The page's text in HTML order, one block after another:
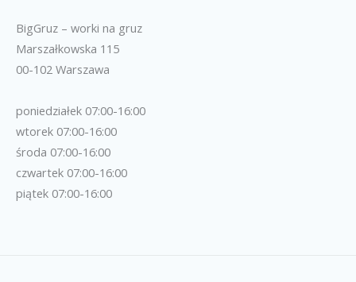
BigGruz – worki na gruz
Marszałkowska 115
00-102 Warszawa
poniedziałek 07:00-16:00
wtorek 07:00-16:00
środa 07:00-16:00
czwartek 07:00-16:00
piątek 07:00-16:00